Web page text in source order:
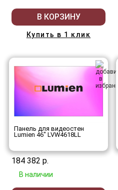
В КОРЗИНУ
Купить в 1 клик
Панель для видеостен
Lumien 46" LVW4618LL
184 382 р.
В наличии